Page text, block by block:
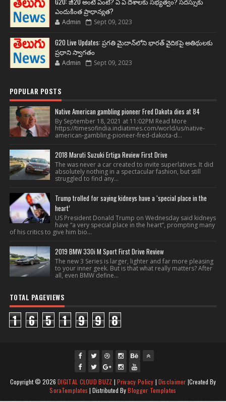
ఎందుకింత ప్రాధాన్యత?
Admin Sept 09, 2023
G20 Live Updates: ప్రగతి మైదాన్‌లోని భారత్ వైదికపై అతిథులకు
ప్రధాని స్వాగతం
Admin Sept 09, 2023
POPULAR POSTS
Native American gambling pioneer Fred Dakota dies at 84
By September 18, 2021 at 11:02PM Read More
https://timesofindia.indiatimes.com/world/us/native-
american-gambling-pioneer-fred-dakota-d...
2018 Maruti Suzuki Ertiga Review First Drive
The was never a car created to invite superlatives. It did
absolutely nothing in a spectacular fashion, but still
struggled to find any...
Trump trolled for saying kidneys have a ‘special place in the
heart’
US President Donald Trump on Wednesday said kidneys
have “a very special place in the heart”, prompting many
of his critics to give him bio...
2019 BMW 330i M Sport First Drive Review
The new 3 Series is larger, lighter and far more pleasing
to your inner geek. But is that what really matters? After
all, even BMW define...
TOTAL PAGEVIEWS
1 6 5 1 9 9 8
fac
ebo
okJ
twi
tte
rJoi
gpl
usJ
oin
ins
tag
ra
you
tub
eJo
Copyright ©2026DIGITAL CLOUD BUZZ | Privacy Policy | Disclaimer |Created By
SoraTemplates | Distributed ByBlogger Templates